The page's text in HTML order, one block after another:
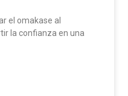
el omakase al
la confianza en una